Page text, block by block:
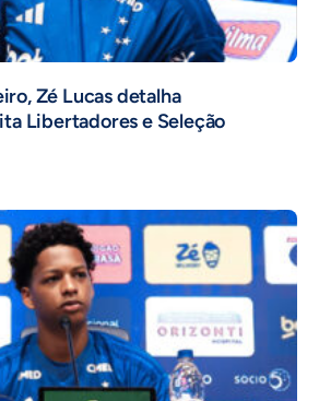
Zé Lucas detalha
Libertadores e Seleção